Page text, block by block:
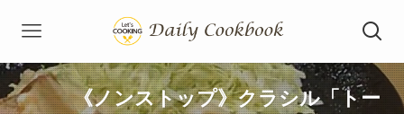
《ノンストップ》クラシル「トー